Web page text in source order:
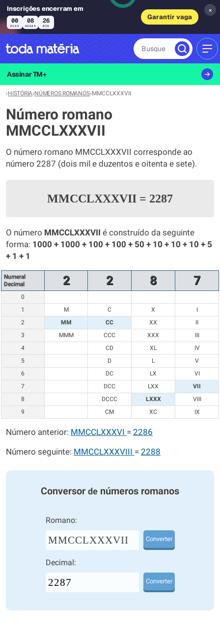
Inscrições encerram em
00
DIAS
08
HORAS
26
MIN
Garantir vaga
×
Busque
Assinar TM+
›HISTÓRIA›NÚMEROS ROMANOS›MMCCLXXXVII
Número romano
MMCCLXXXVII
O número romano MMCCLXXXVII corresponde ao
número 2287 (dois mil e duzentos e oitenta e sete).
MMCCLXXXVII = 2287
O número MMCCLXXXVII é construído da seguinte
forma: 1000 + 1000 + 100 + 100 + 50 + 10 + 10 + 10 + 5
+ 1 + 1
Numeral
Decimal
2 2 8 7
0
1
M C X
I
2
MM CC XX
II
3
MMM CCC XXX
III
4
CD XL
IV
5
D L
V
6
DC LX
VI
7
DCC LXX
VII
8
DCCC LXXX
VIII
9
CM XC IX
Número anterior: MMCCLXXXVI = 2286
Número seguinte: MMCCLXXXVIII = 2288
Conversor de números romanos
Romano:
MMCCLXXXVII Converter
Decimal:
Converter